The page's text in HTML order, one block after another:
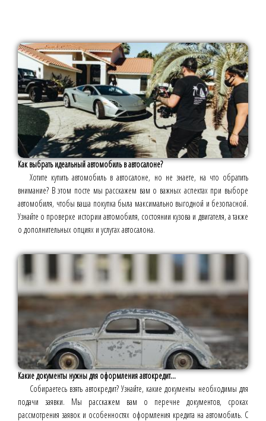
Как выбрать идеальный автомобиль в автосалоне?
Хотите купить автомобиль в автосалоне, но не знаете, на что обратить
внимание? В этом посте мы расскажем вам о важных аспектах при выборе
автомобиля, чтобы ваша покупка была максимально выгодной и безопасной.
Узнайте о проверке истории автомобиля, состоянии кузова и двигателя, а также
о дополнительных опциях и услугах автосалона.
Какие документы нужны для оформления автокредит...
Собираетесь взять автокредит? Узнайте, какие документы необходимы для
подачи заявки. Мы расскажем вам о перечне документов, сроках
рассмотрения заявок и особенностях оформления кредита на автомобиль. С